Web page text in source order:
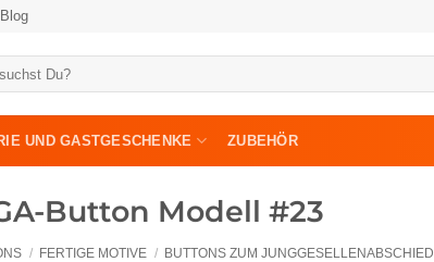
Blog
UND GASTGESCHENKE ZUBEHÖR
Button Modell #23
/ FERTIGE MOTIVE / BUTTONS ZUM JUNGGESELLENABSCHIED